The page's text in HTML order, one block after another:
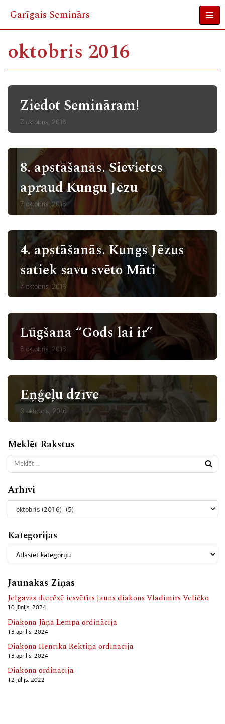
Skip
content
Garīgais Seminārs
oktobris 2016
Ziedot Semināram!
7 oktobris, 2016
8. apstāšanās. Sievietes
apraud Kungu Jēzu
7 oktobris, 2016
4. apstāšanās. Kungs Jēzus
satiek savu svēto Māti
7 oktobris, 2016
Lūgšana “Gods lai ir”
5 oktobris, 2016
Eņģeļu dzīve
3 oktobris, 2016
Meklēt Rakstus
Arhīvi
Kategorijas
Jaunākās Ziņas
Jelgavas diecēzē iesvētīts jauns diakons Vladimirs Veličko
10 jūnijs, 2024
Diakona Jāņa Lempa ordinācija
13 aprīlis, 2024
Diakona Henrika Rektiņa ordinācija
13 aprīlis, 2024
Diakona ordinācija
12 jūlijs, 2022